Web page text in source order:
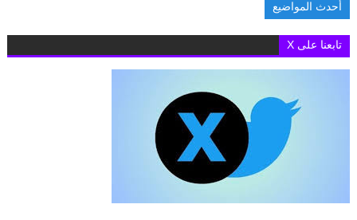
أحدث المواضيع
تابعنا على X